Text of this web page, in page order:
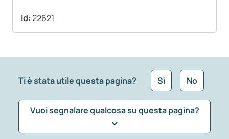
Id:22621
Ti è stata utile questa pagina? Sì No
Vuoi segnalare qualcosa su questa pagina?